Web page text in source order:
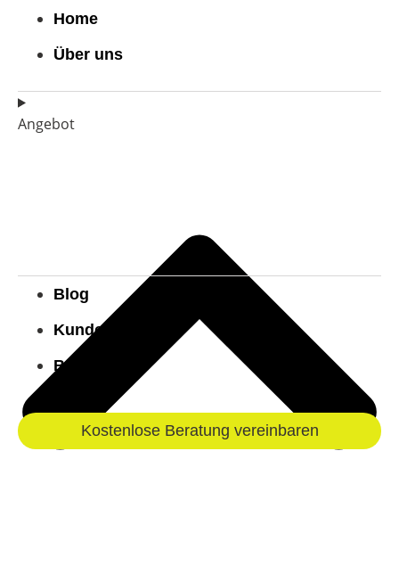
Home
Über uns
Angebot
Blog
Kundenstimmen
Bekannt aus
Kostenlose Beratung vereinbaren